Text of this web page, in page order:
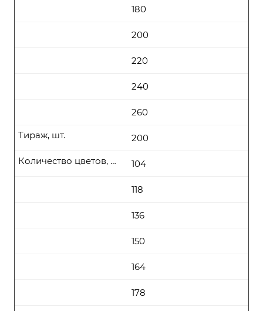
180
200
220
240
260
200
Тираж, шт.
104
Количество цветов, цена (руб\шт) от
118
136
150
164
178